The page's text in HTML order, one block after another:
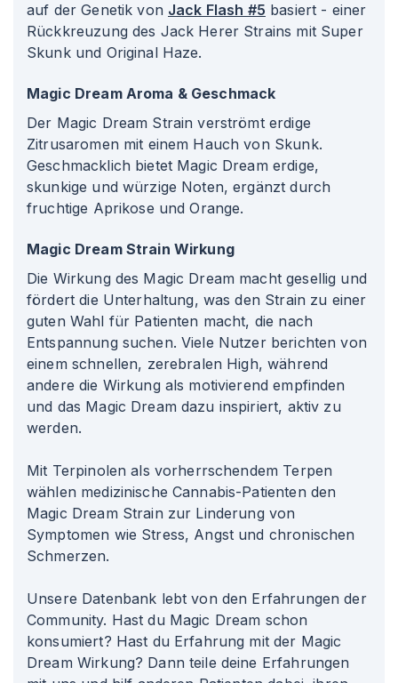
auf der Genetik von Jack Flash #5 basiert - einer
Rückkreuzung des Jack Herer Strains mit Super
Skunk und Original Haze.
Magic Dream Aroma & Geschmack
Der Magic Dream Strain verströmt erdige
Zitrusaromen mit einem Hauch von Skunk.
Geschmacklich bietet Magic Dream erdige,
skunkige und würzige Noten, ergänzt durch
fruchtige Aprikose und Orange.
Magic Dream Strain Wirkung
Die Wirkung des Magic Dream macht gesellig und
fördert die Unterhaltung, was den Strain zu einer
guten Wahl für Patienten macht, die nach
Entspannung suchen. Viele Nutzer berichten von
einem schnellen, zerebralen High, während
andere die Wirkung als motivierend empfinden
und das Magic Dream dazu inspiriert, aktiv zu
werden.
Mit Terpinolen als vorherrschendem Terpen
wählen medizinische Cannabis-Patienten den
Magic Dream Strain zur Linderung von
Symptomen wie Stress, Angst und chronischen
Schmerzen.
Unsere Datenbank lebt von den Erfahrungen der
Community. Hast du Magic Dream schon
konsumiert? Hast du Erfahrung mit der Magic
Dream Wirkung? Dann teile deine Erfahrungen